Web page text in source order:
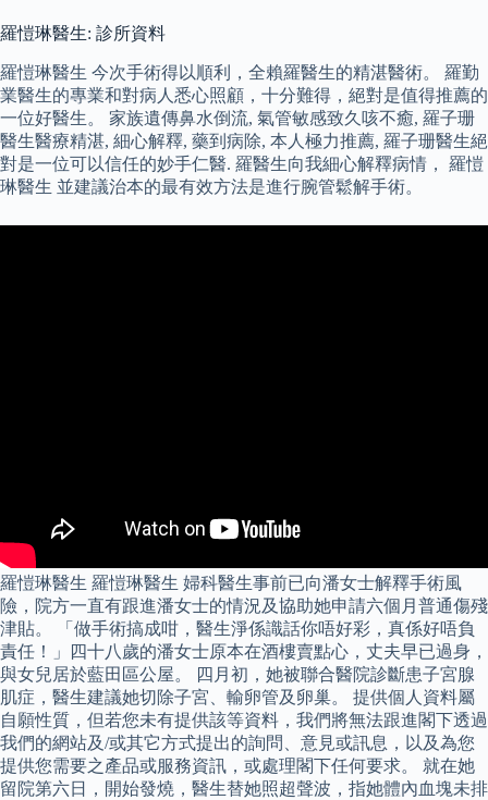
羅愷琳醫生: 診所資料
羅愷琳醫生 今次手術得以順利，全賴羅醫生的精湛醫術。 羅勤
業醫生的專業和對病人悉心照顧，十分難得，絕對是值得推薦的
一位好醫生。 家族遺傳鼻水倒流, 氣管敏感致久咳不癒, 羅子珊
醫生醫療精湛, 細心解釋, 藥到病除, 本人極力推薦, 羅子珊醫生絕
對是一位可以信任的妙手仁醫. 羅醫生向我細心解釋病情， 羅愷
琳醫生 並建議治本的最有效方法是進行腕管鬆解手術。
羅愷琳醫生 羅愷琳醫生 婦科醫生事前已向潘女士解釋手術風
險，院方一直有跟進潘女士的情況及協助她申請六個月普通傷殘
津貼。 「做手術搞成咁，醫生淨係識話你唔好彩，真係好唔負
責任！」四十八歲的潘女士原本在酒樓賣點心，丈夫早已過身，
與女兒居於藍田區公屋。 四月初，她被聯合醫院診斷患子宮腺
肌症，醫生建議她切除子宮、輸卵管及卵巢。 提供個人資料屬
自願性質，但若您未有提供該等資料，我們將無法跟進閣下透過
我們的網站及/或其它方式提出的詢問、意見或訊息，以及為您
提供您需要之產品或服務資訊，或處理閣下任何要求。 就在她
留院第六日，開始發燒，醫生替她照超聲波，指她體內血塊未排